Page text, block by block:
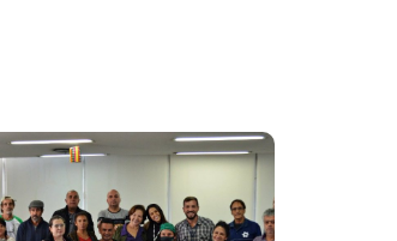
Reunião De
Mobilização Dos
Empreendimentos Da